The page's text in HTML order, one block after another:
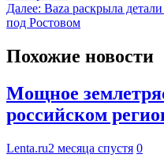
Далее: Baza раскрыла
под Ростовом
Похожие новости
Мощное
российском
Lenta.ru2 месяца спустя 0